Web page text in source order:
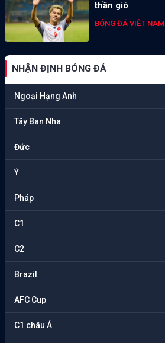
thần gió
BÓNG ĐÁ VIỆT NAM
NHẬN ĐỊNH BÓNG ĐÁ
Ngoại Hạng Anh
Tây Ban Nha
Đức
Ý
Pháp
C1
C2
Brazil
AFC Cup
C1 châu Á